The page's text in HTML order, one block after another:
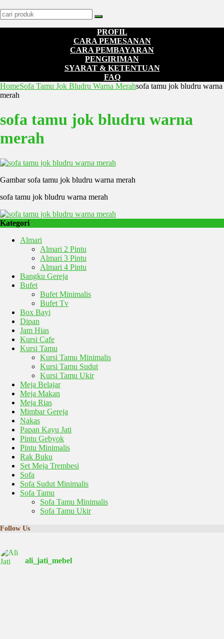
PROFIL
CARA PEMESANAN
CARA PEMBAYARAN
PENGIRIMAN
SYARAT & KETENTUAN
FAQ
HomeSofa Tamu Jok Bludru Warna Merahsofa tamu jok bludru warna
merah
sofa tamu jok bludru warna
merah
Gambar sofa tamu jok bludru warna merah
sofa tamu jok bludru warna merah
Kategori
Almari
Almari 2 Pintu
Almari 3 Pintu
Almari 4 Pintu
Bangku Gereja
Bufet
Bufet Minimalis
Bufet Tv
Box Bayi
Dipan
Jam Hias
Kursi Cafe
Kursi Tamu
Kursi Tamu Minimalis
Kursi Tamu Sudut
Kursi Tamu Ukir
Meja Belajar
Meja Makan
Meja Rias
Mimbar Gereja
Nakas
Papan Kayu Jati
Pintu Gebyok
Pintu Minimalis
Rak Buku
Set Meja Trembesi
Sofa
Sofa Sudut Minimalis
Sofa Tamu
Sofa Tamu Minimalis
Sofa Tamu Ukir
Follow Us
ali_jati_mebel